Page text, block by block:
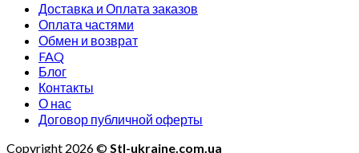
Доставка и Оплата заказов
Оплата частями
Обмен и возврат
FAQ
Блог
Контакты
О нас
Договор публичной оферты
Copyright 2026 ©Stl-ukraine.com.ua